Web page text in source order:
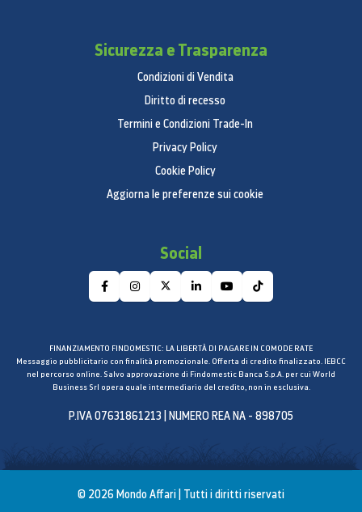
Sicurezza e Trasparenza
Condizioni di Vendita
Diritto di recesso
Termini e Condizioni Trade-In
Privacy Policy
Cookie Policy
Aggiorna le preferenze sui cookie
Social
FINANZIAMENTO FINDOMESTIC: LA LIBERTÀ DI PAGARE IN COMODE RATE
Messaggio pubblicitario con finalità promozionale. Offerta di credito finalizzato. IEBCC
nel percorso online. Salvo approvazione di Findomestic Banca S.p.A. per cui World
Business Srl opera quale intermediario del credito, non in esclusiva.
P.IVA 07631861213 | NUMERO REA NA - 898705
© 2026 Mondo Affari | Tutti i diritti riservati